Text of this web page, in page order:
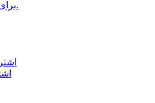
برای محصولات بیشتر کلیک کنید.